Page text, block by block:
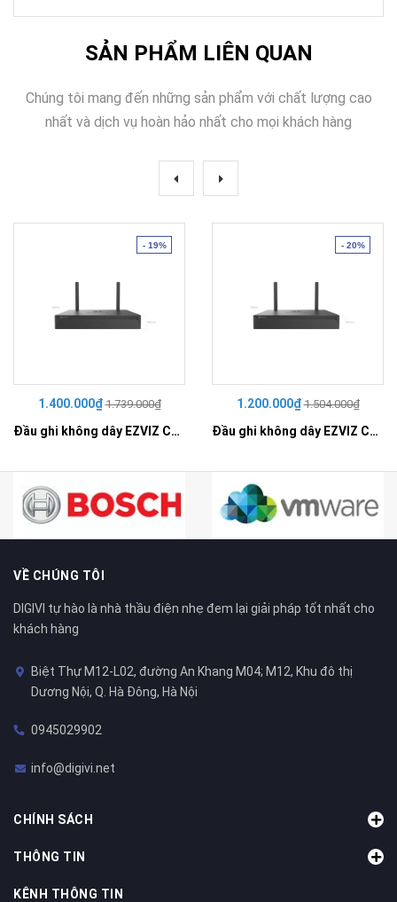
SẢN PHẨM LIÊN QUAN
Chúng tôi mang đến những sản phẩm với chất lượng cao
nhất và dịch vụ hoàn hảo nhất cho mọi khách hàng
- 19%
1.400.000₫1.739.000₫
Đầu ghi không dây EZVIZ CS-X5S-R100-8W
- 20%
1.200.000₫1.504.000₫
Đầu ghi không dây EZVIZ CS-X5S-R100-4W
VỀ CHÚNG TÔI
DIGIVI tự hào là nhà thầu điện nhẹ đem lại giải pháp tốt nhất cho
khách hàng
Biệt Thự M12-L02, đường An Khang M04; M12, Khu đô thị
Dương Nội, Q. Hà Đông, Hà Nội
0945029902
info@digivi.net
CHÍNH SÁCH
THÔNG TIN
KÊNH THÔNG TIN